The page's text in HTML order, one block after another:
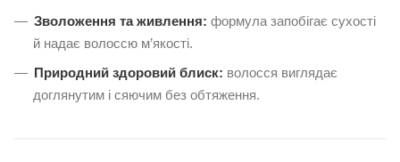
Зволоження та живлення: формула запобігає сухості
й надає волоссю м’якості.
Природний здоровий блиск: волосся виглядає
доглянутим і сяючим без обтяження.